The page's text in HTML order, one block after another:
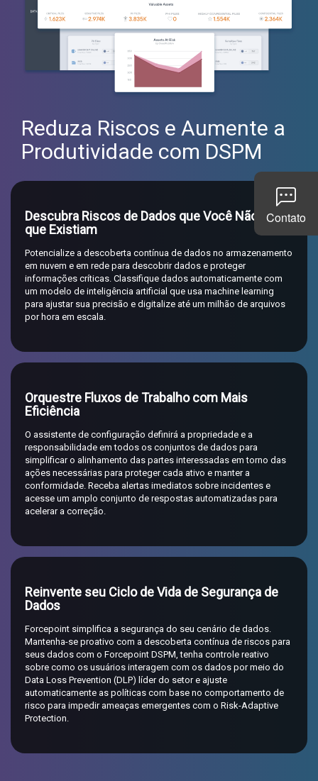
Reduza Riscos e Aumente a
Produtividade com DSPM
Descubra Riscos de Dados que Você Não Sabia
que Existiam
Potencialize a descoberta contínua de dados no armazenamento
em nuvem e em rede para descobrir dados e proteger
informações críticas. Classifique dados automaticamente com
um modelo de inteligência artificial que usa machine learning
para ajustar sua precisão e digitalize até um milhão de arquivos
por hora em escala.
Orquestre Fluxos de Trabalho com Mais
Eficiência
O assistente de configuração definirá a propriedade e a
responsabilidade em todos os conjuntos de dados para
simplificar o alinhamento das partes interessadas em torno das
ações necessárias para proteger cada ativo e manter a
conformidade. Receba alertas imediatos sobre incidentes e
acesse um amplo conjunto de respostas automatizadas para
acelerar a correção.
Reinvente seu Ciclo de Vida de Segurança de
Dados
Forcepoint simplifica a segurança do seu cenário de dados.
Mantenha-se proativo com a descoberta contínua de riscos para
seus dados com o Forcepoint DSPM, tenha controle reativo
sobre como os usuários interagem com os dados por meio do
Data Loss Prevention (DLP) líder do setor e ajuste
automaticamente as políticas com base no comportamento de
risco para impedir ameaças emergentes com o Risk-Adaptive
Protection.
Contato